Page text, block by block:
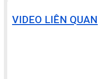
VIDEO LIÊN QUAN